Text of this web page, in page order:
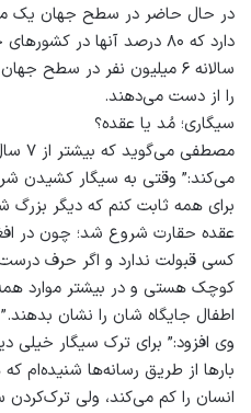
در حال حاضر در سطح جهان یک
دارد که ۸۰ درصد آنها در
سالانه ۶ میلیون نفر در
را از دست می‌دهند.
سیگاری؛ مُد یا عقده؟
می‌کند:” وقتی به سیگار کشیدن
برای همه ثابت کنم که دیگر
عقده حقارت شروع شد؛ چون در
کسی قبولت ندارد و اگر حرف
کوچک هستی و در بیشتر موارد
اطفال جایگاه شان را نشان بدهند.”
وی افزود:” برای ترک سیگار
انسان را کم می‌کند، ولی